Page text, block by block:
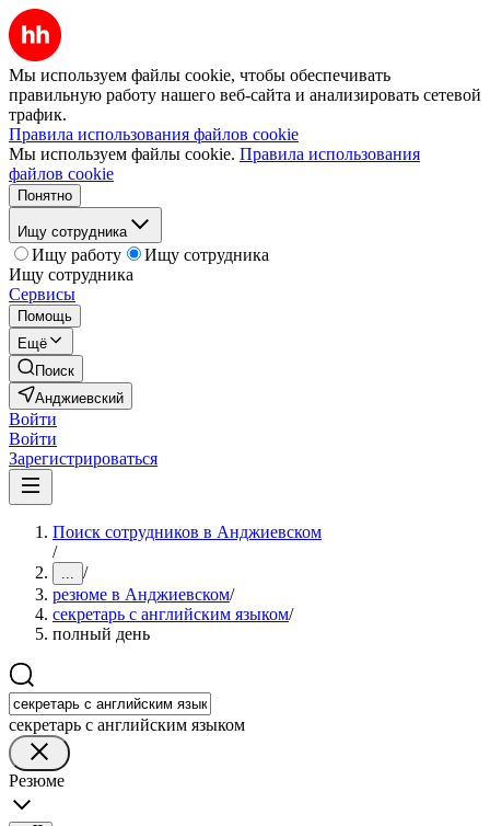
Мы используем файлы cookie, чтобы обеспечивать
правильную работу нашего веб-сайта и анализировать сетевой
трафик.
Правила использования файлов cookie
Мы используем файлы cookie. Правила использования
файлов cookie
Понятно
Ищу сотрудника
Ищу работу
Ищу сотрудника
Ищу сотрудника
Сервисы
Помощь
Ещё
Поиск
Анджиевский
Войти
Войти
Зарегистрироваться
Поиск сотрудников в Анджиевском
/
... /
резюме в Анджиевском/
секретарь с английским языком/
полный день
секретарь с английским языком
Резюме